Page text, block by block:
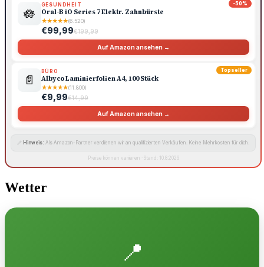
-50%
🪷
GESUNDHEIT
Oral-B iO Series 7 Elektr. Zahnbürste
★★★★★(6.520)
€99,99€199,99
Auf Amazon ansehen →
Topseller
📄
BÜRO
Albyco Laminierfolien A4, 100 Stück
★★★★★(11.800)
€9,99€14,99
Auf Amazon ansehen →
🔗 Hinweis: Als Amazon-Partner verdienen wir an qualifizierten Verkäufen. Keine Mehrkosten für dich.
Preise können variieren · Stand: 10.8.2026
Wetter
📍